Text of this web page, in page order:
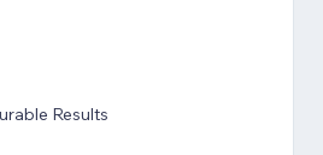
Results